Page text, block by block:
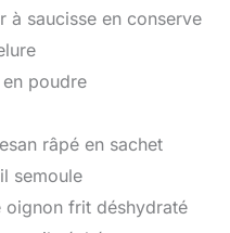
à saucisse en conserve
poudre
râpé en sachet
semoule
oignon frit déshydraté